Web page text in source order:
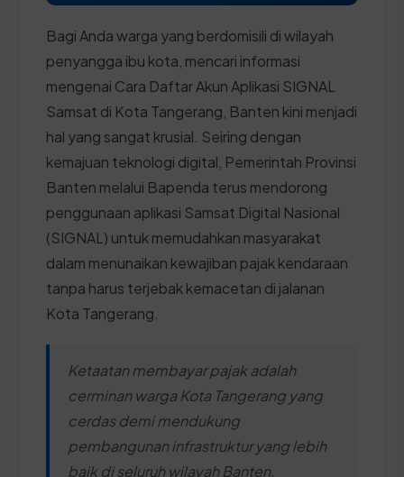
Bagi Anda warga yang berdomisili di wilayah
penyangga ibu kota, mencari informasi
mengenai Cara Daftar Akun Aplikasi SIGNAL
Samsat di Kota Tangerang, Banten kini menjadi
hal yang sangat krusial. Seiring dengan
kemajuan teknologi digital, Pemerintah Provinsi
Banten melalui Bapenda terus mendorong
penggunaan aplikasi Samsat Digital Nasional
(SIGNAL) untuk memudahkan masyarakat
dalam menunaikan kewajiban pajak kendaraan
tanpa harus terjebak kemacetan di jalanan
Kota Tangerang.
Ketaatan membayar pajak adalah
cerminan warga Kota Tangerang yang
cerdas demi mendukung
pembangunan infrastruktur yang lebih
baik di seluruh wilayah Banten.